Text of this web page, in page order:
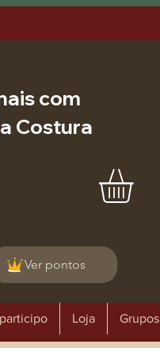
com
Costura
Ver pontos
Loja Grupos